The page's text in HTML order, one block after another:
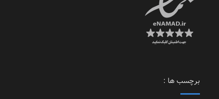
برچسب ها :